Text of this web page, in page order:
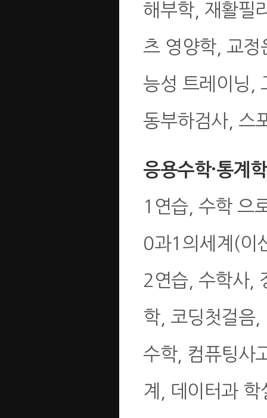
해부학, 재활필
츠 영양학, 교정
능성 트레이닝,
동부하검사, 스
응용수학·통계
1연습, 수학 으
0과1의세계(이
2연습, 수학사,
학, 코딩첫걸음,
수학, 컴퓨팅사
계, 데이터과